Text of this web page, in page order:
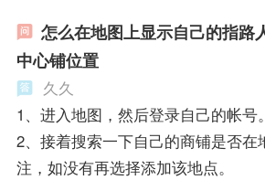
怎么在地图上显示自己的指路
中心铺位置
久久
1、进入地图，然后登录自己的帐号。
2、接着搜索一下自己的商铺是否在
注，如没有再选择添加该地点。